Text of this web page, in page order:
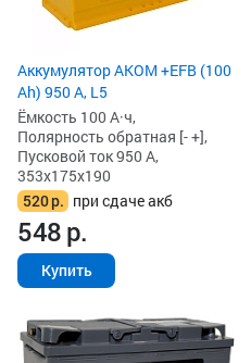
Аккумулятор AKOM +EFB (100
Ah) 950 А, L5
Ёмкость 100 А·ч,
Полярность обратная [- +],
Пусковой ток 950 А,
353x175x190
520р. при сдаче акб
548р.
Купить